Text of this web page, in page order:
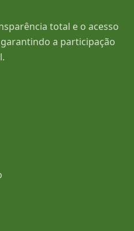
total e o acesso
a participação